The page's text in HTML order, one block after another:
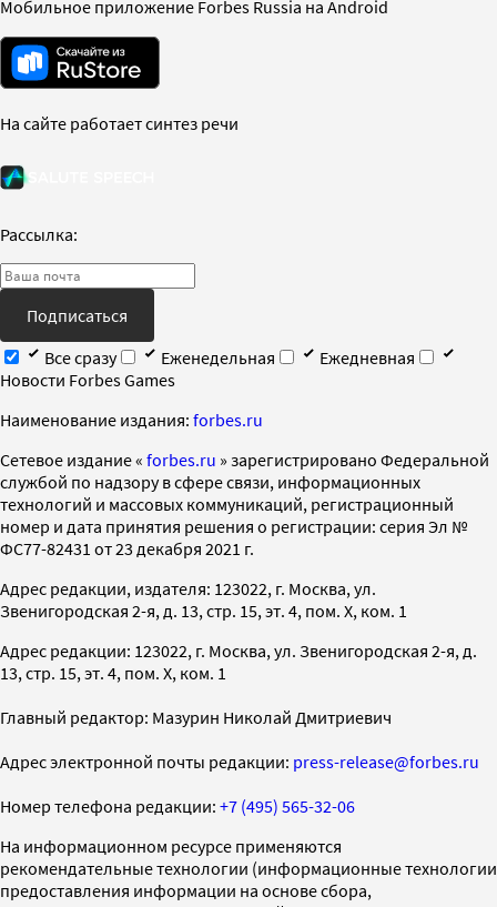
Мобильное приложение Forbes Russia на Android
На сайте работает синтез речи
Рассылка:
Подписаться
Все сразу
Еженедельная
Ежедневная
Новости Forbes Games
Наименование издания: forbes.ru
Cетевое издание « forbes.ru » зарегистрировано Федеральной
службой по надзору в сфере связи, информационных
технологий и массовых коммуникаций, регистрационный
номер и дата принятия решения о регистрации: серия Эл №
ФС77-82431 от 23 декабря 2021 г.
Адрес редакции, издателя: 123022, г. Москва, ул.
Звенигородская 2-я, д. 13, стр. 15, эт. 4, пом. X, ком. 1
Адрес редакции: 123022, г. Москва, ул. Звенигородская 2-я, д.
13, стр. 15, эт. 4, пом. X, ком. 1
Главный редактор: Мазурин Николай Дмитриевич
Адрес электронной почты редакции: press-release@forbes.ru
Номер телефона редакции: +7 (495) 565-32-06
На информационном ресурсе применяются
рекомендательные технологии (информационные технологии
предоставления информации на основе сбора,